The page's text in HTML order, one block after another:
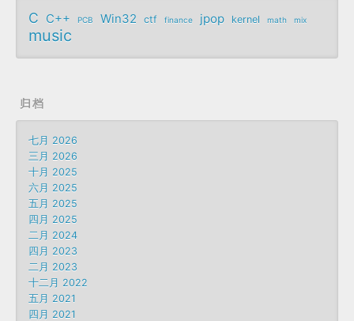
C C++ PCB Win32 ctf finance jpop kernel math mix
music
归档
七月 2026
三月 2026
十月 2025
六月 2025
五月 2025
四月 2025
二月 2024
四月 2023
二月 2023
十二月 2022
五月 2021
四月 2021